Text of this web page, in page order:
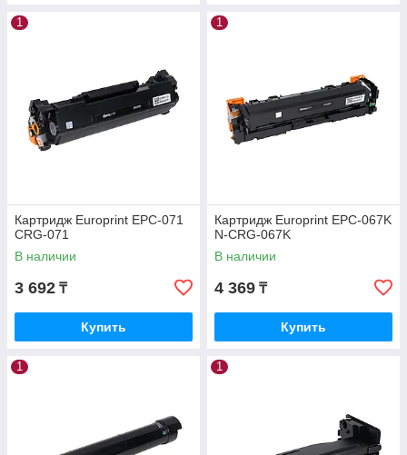
1
Картридж Europrint EPC-071
CRG-071
В наличии
3 692 ₸
Купить
1
Картридж Europrint EPC-067K
N-CRG-067K
В наличии
4 369 ₸
Купить
1 1